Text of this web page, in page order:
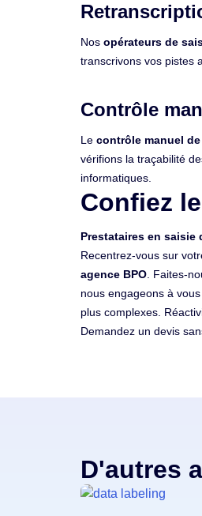
Nos opérateurs de
transcrivons vos pistes
Contrôle
Le contrôle manuel
vérifions la traçabilité
informatiques.
Confiez
Prestataires en saisie
Recentrez-vous sur
agence BPO . Faites-
nous engageons à
plus complexes.
Demandez un devis
D'autres